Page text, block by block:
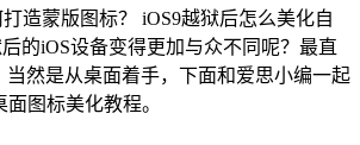
造蒙版图标？ iOS9越狱后怎么美化自
后的iOS设备变得更加与众不同呢？最直
当然是从桌面着手，下面和爱思小编一起
图标美化教程。